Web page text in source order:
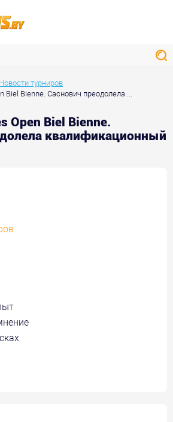
Новости турниров
Biel Bienne. Саснович преодолела ...
Open Biel Bienne.
квалификационный